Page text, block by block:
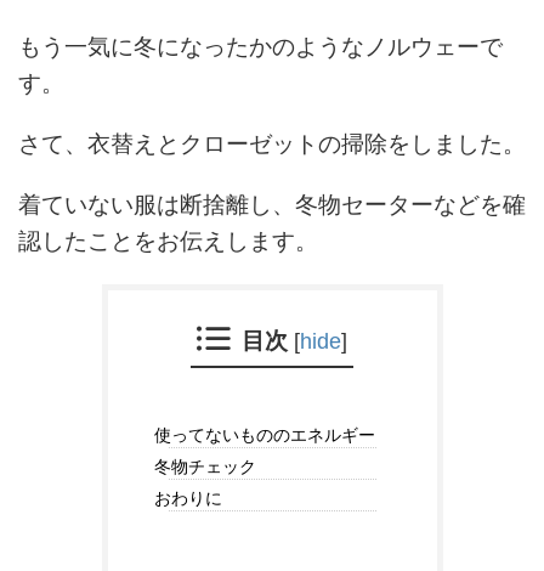
もう一気に冬になったかのようなノルウェーで
す。
さて、衣替えとクローゼットの掃除をしました。
着ていない服は断捨離し、冬物セーターなどを確
認したことをお伝えします。
目次 [hide]
使ってないもののエネルギー
冬物チェック
おわりに